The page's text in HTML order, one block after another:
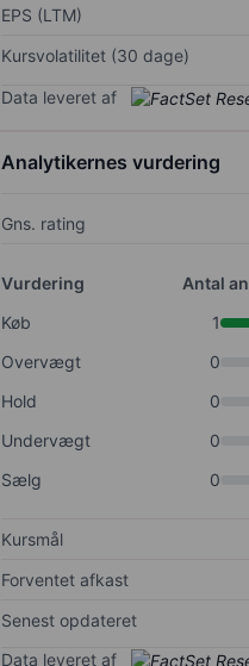
EPS (LTM)
Kursvolatilitet (30 dage)
Data leveret af
Analytikernes vurdering
Gns. rating
Vurdering
Antal
Køb
1
Overvægt
0
Hold
0
Undervægt
0
Sælg
0
Kursmål
Forventet afkast
Senest opdateret
Data leveret af